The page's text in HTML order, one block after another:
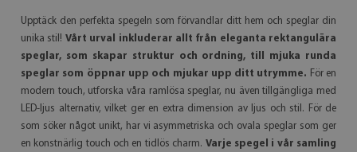
Upptäck den perfekta spegeln som förvandlar ditt hem och speglar din
unika stil! Vårt urval inkluderar allt från eleganta rektangulära
speglar, som skapar struktur och ordning, till mjuka runda
speglar som öppnar upp och mjukar upp ditt utrymme. För en
modern touch, utforska våra ramlösa speglar, nu även tillgängliga med
LED-ljus alternativ, vilket ger en extra dimension av ljus och stil. För de
som söker något unikt, har vi asymmetriska och ovala speglar som ger
en konstnärlig touch och en tidlös charm. Varje spegel i vår samling